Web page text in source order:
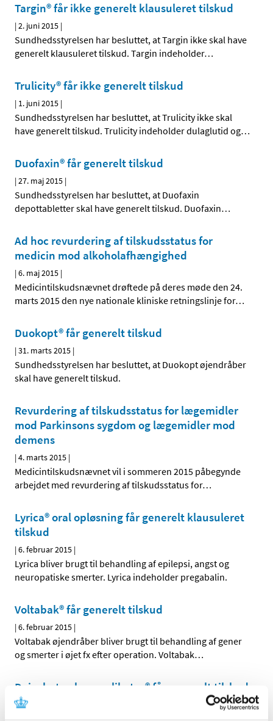
Targin® får ikke generelt klausuleret tilskud
|2. juni 2015 |
Sundhedsstyrelsen har besluttet, at Targin ikke skal have
generelt klausuleret tilskud. Targin indeholder…
Trulicity® får ikke generelt tilskud
| 1. juni 2015 |
Sundhedsstyrelsen har besluttet, at Trulicity ikke skal
have generelt tilskud. Trulicity indeholder dulaglutid og…
Duofaxin® får generelt tilskud
|27. maj 2015 |
Sundhedsstyrelsen har besluttet, at Duofaxin
depottabletter skal have generelt tilskud. Duofaxin…
Ad hoc revurdering af tilskudsstatus for
medicin mod alkoholafhængighed
|6. maj 2015 |
Medicintilskudsnævnet drøftede på deres møde den 24.
marts 2015 den nye nationale kliniske retningslinje for…
Duokopt® får generelt tilskud
|31. marts 2015 |
Sundhedsstyrelsen har besluttet, at Duokopt øjendråber
skal have generelt tilskud.
Revurdering af tilskudsstatus for lægemidler
mod Parkinsons sygdom og lægemidler mod
demens
|4. marts 2015 |
Medicintilskudsnævnet vil i sommeren 2015 påbegynde
arbejdet med revurdering af tilskudsstatus for…
Lyrica® oral opløsning får generelt klausuleret
tilskud
|6. februar 2015 |
Lyrica bliver brugt til behandling af epilepsi, angst og
neuropatiske smerter. Lyrica indeholder pregabalin.
Voltabak® får generelt tilskud
|6. februar 2015 |
Voltabak øjendråber bliver brugt til behandling af gener
og smerter i øjet fx efter operation. Voltabak…
Daivobet gel m applikator® får generelt tilskud
|28. januar 2015